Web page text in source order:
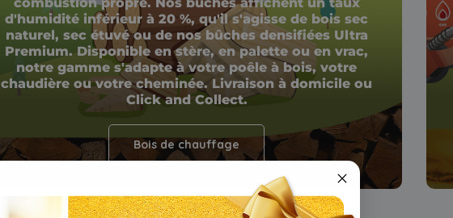
d'humidité inférieur à 20 %, qu'il s'agisse de bois sec
naturel, sec étuvé ou de nos bûches densifiées Ultra
Premium. Disponible en stère, en palette ou en vrac,
notre gamme s'adapte à votre poêle à bois, votre
chaudière ou votre cheminée. Livraison à domicile ou
Click and Collect.
Bois de chauffage